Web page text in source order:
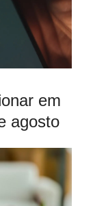
em
agosto